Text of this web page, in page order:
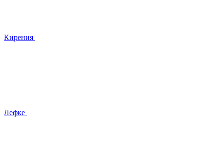
Кирения
Лефке